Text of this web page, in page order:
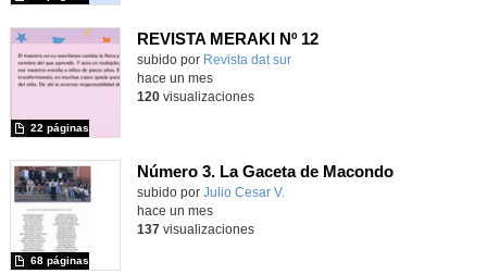
REVISTA MERAKI Nº 12
Contenido educativo.
subido por Revista dat sur
22 páginas
-
hace un mes
120visualizaciones
Número 3. La Gaceta de Macondo
Contenido educativo.
subido por Julio Cesar V.
68 páginas
hace un mes
137visualizaciones